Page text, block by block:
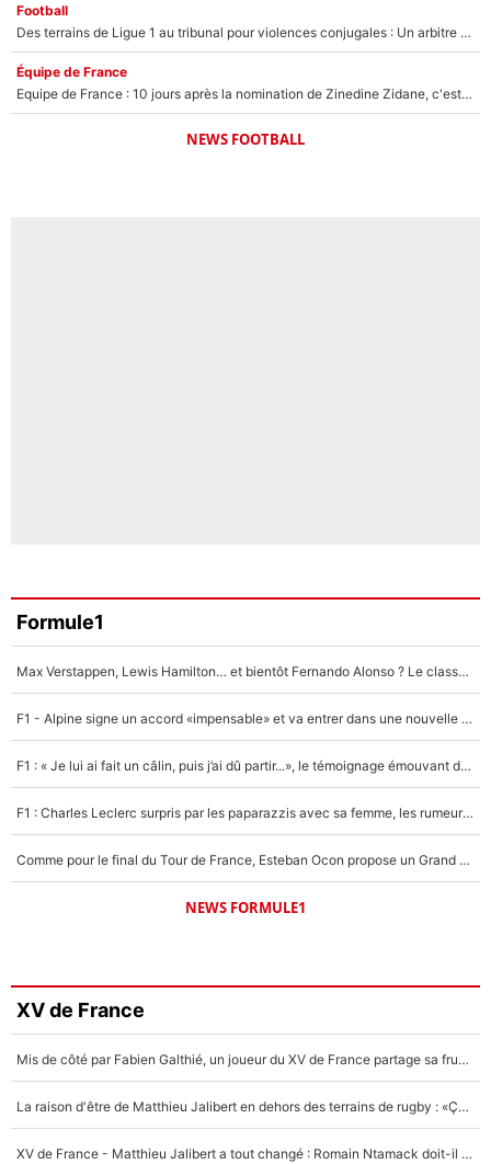
Football
Des terrains de Ligue 1 au tribunal pour violences conjugales : Un arbitre français encourt une peine de 18 mois de prison !
Équipe de France
Equipe de France : 10 jours après la nomination de Zinedine Zidane, c'est au tour de son fils de prendre un nouveau départ !
NEWS FOOTBALL
Formule1
Max Verstappen, Lewis Hamilton… et bientôt Fernando Alonso ? Le classement des pilotes les mieux payés en Formule 1 risque de changer !
F1 - Alpine signe un accord «impensable» et va entrer dans une nouvelle dimension : Grande nouvelle pour Pierre Gasly !
F1 : « Je lui ai fait un câlin, puis j’ai dû partir...», le témoignage émouvant de Max Verstappen sur sa fille
F1 : Charles Leclerc surpris par les paparazzis avec sa femme, les rumeurs étaient vraies !
Comme pour le final du Tour de France, Esteban Ocon propose un Grand Prix de Formule 1 à Paris : «Autour de l’Arc de Triomphe, ce serait génial» !
NEWS FORMULE1
XV de France
Mis de côté par Fabien Galthié, un joueur du XV de France partage sa frustration : «ils ne me l’ont pas dit tout de suite»
La raison d'être de Matthieu Jalibert en dehors des terrains de rugby : «Ça m'atteint autant que si tu touches à un membre de ma famille»
XV de France - Matthieu Jalibert a tout changé : Romain Ntamack doit-il s’inquiéter pour sa place à un an de la Coupe du monde ?